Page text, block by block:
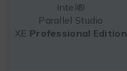
Intel®
Parallel Studio
XE Professional Edition